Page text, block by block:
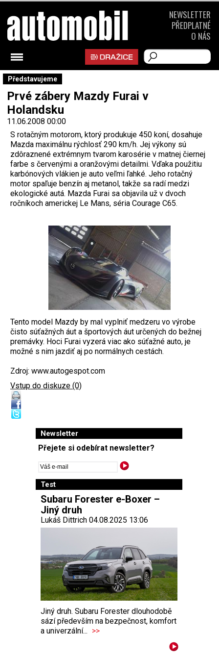
Představujeme
Prvé zábery Mazdy Furai v
Holandsku
11.06.2008 00:00
S rotačným motorom, ktorý produkuje 450 koní, dosahuje
Mazda maximálnu rýchlosť 290 km/h. Jej výkony sú
zdôraznené extrémnym tvarom karosérie v matnej čiernej
farbe s červenými a oranžovými detailmi. Vďaka použitiu
karbónových vlákien je auto veľmi ľahké. Jeho rotačný
motor spaľuje benzín aj metanol, takže sa radí medzi
ekologické autá. Mazda Furai sa objavila už v dvoch
ročníkoch americkej Le Mans, séria Courage C65.
Tento model Mazdy by mal vyplniť medzeru vo výrobe
čisto súťažných áut a športových áut určených do bežnej
premávky. Hoci Furai vyzerá viac ako súťažné auto, je
možné s nim jazdiť aj po normálnych cestách.
Zdroj: www.autogespot.com
Vstup do diskuze (0)
Newsletter
Přejete si odebírat newsletter?
Test
Subaru Forester e-Boxer –
Jiný druh
Lukáš Dittrich 04.08.2025 13:06
Jiný druh. Subaru Forester dlouhodobě
sází především na bezpečnost, komfort
a univerzální... >>
NEWSLETTER
PŘEDPLATNÉ
O NÁS